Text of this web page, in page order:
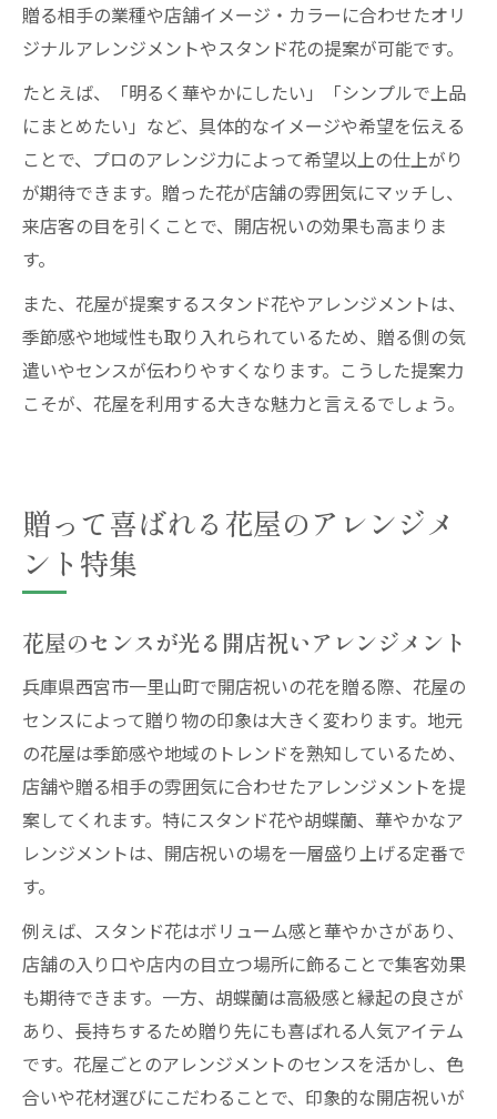
贈る相手の業種や店舗イメージ・カラーに合わせたオリ
ジナルアレンジメントやスタンド花の提案が可能です。
たとえば、「明るく華やかにしたい」「シンプルで上品
にまとめたい」など、具体的なイメージや希望を伝える
ことで、プロのアレンジ力によって希望以上の仕上がり
が期待できます。贈った花が店舗の雰囲気にマッチし、
来店客の目を引くことで、開店祝いの効果も高まりま
す。
また、花屋が提案するスタンド花やアレンジメントは、
季節感や地域性も取り入れられているため、贈る側の気
遣いやセンスが伝わりやすくなります。こうした提案力
こそが、花屋を利用する大きな魅力と言えるでしょう。
贈って喜ばれる花屋のアレンジメ
ント特集
花屋のセンスが光る開店祝いアレンジメント
兵庫県西宮市一里山町で開店祝いの花を贈る際、花屋の
センスによって贈り物の印象は大きく変わります。地元
の花屋は季節感や地域のトレンドを熟知しているため、
店舗や贈る相手の雰囲気に合わせたアレンジメントを提
案してくれます。特にスタンド花や胡蝶蘭、華やかなア
レンジメントは、開店祝いの場を一層盛り上げる定番で
す。
例えば、スタンド花はボリューム感と華やかさがあり、
店舗の入り口や店内の目立つ場所に飾ることで集客効果
も期待できます。一方、胡蝶蘭は高級感と縁起の良さが
あり、長持ちするため贈り先にも喜ばれる人気アイテム
です。花屋ごとのアレンジメントのセンスを活かし、色
合いや花材選びにこだわることで、印象的な開店祝いが